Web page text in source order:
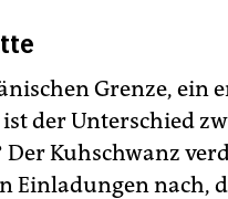
Grenze, ein
ist der Unterschied
Kuhschwanz
Einladungen nach,